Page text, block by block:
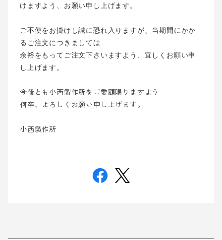
けますよう、お願い申し上げます。
ご不便をお掛けし誠に恐れ入りますが、 当期間にかか
るご注文につきましては
余裕をもってご注文下さいますよう、 宜しくお願い申
し上げます。
今後とも小西製作所をご愛顧賜りますよう
何卒、よろしくお願い申し上げます。
小西製作所